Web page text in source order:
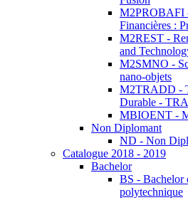
M2PROBAFI
Financières :
M2REST -
and
M2SMNO -
nano-objets
M2TRADD -
Durable -
MBIOENT -
Non Diplomant
ND - Non
Catalogue 2018 - 2019
Bachelor
BS - Bachelor
polytechnique